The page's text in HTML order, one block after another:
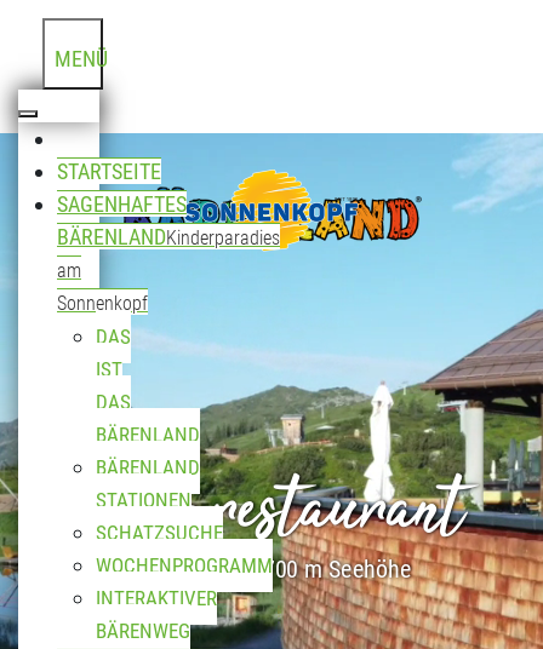
MENÜ
STARTSEITE
SAGENHAFTES
BÄRENLANDKinderparadies
am
Sonnenkopf
DAS
IST
DAS
BÄRENLAND
BÄRENLAND
STATIONEN
SCHATZSUCHE
WOCHENPROGRAMM
INTERAKTIVER
BÄRENWEG
Bergrestaurant
Genuss auf 1.700 m Seehöhe